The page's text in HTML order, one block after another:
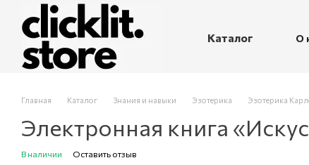
Перейти к основному контенту
Каталог О
Главная Каталог Знания и навыки Эзотерика Эзотерика
Электронная книга
В наличии Оставить отзыв